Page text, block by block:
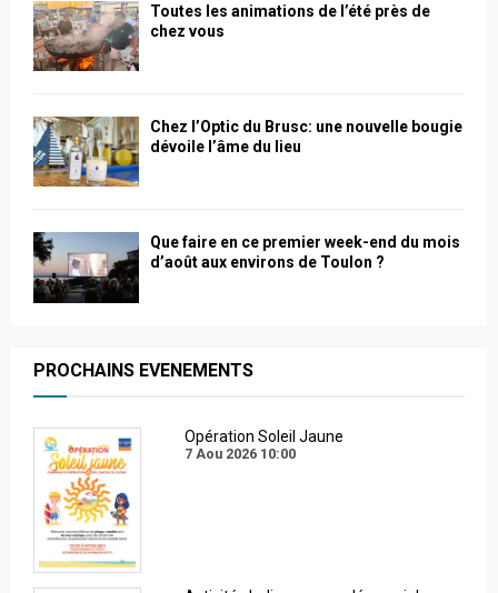
Toutes les animations de l’été près de
chez vous
Chez l’Optic du Brusc: une nouvelle bougie
dévoile l’âme du lieu
Que faire en ce premier week-end du mois
d’août aux environs de Toulon ?
PROCHAINS EVENEMENTS
Opération Soleil Jaune
7 Aou 2026 10:00